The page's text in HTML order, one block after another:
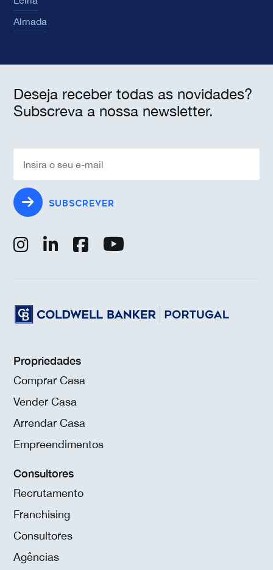
Almada
Deseja receber todas as novidades?
Subscreva a nossa newsletter.
SUBSCREVER
Propriedades
Comprar Casa
Vender Casa
Arrendar Casa
Empreendimentos
Consultores
Recrutamento
Franchising
Consultores
Agências